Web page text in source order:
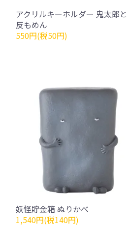
アクリルキーホルダー 鬼太郎
反もめん
550円(税50円)
妖怪貯金箱 ぬりかべ
1,540円(税140円)